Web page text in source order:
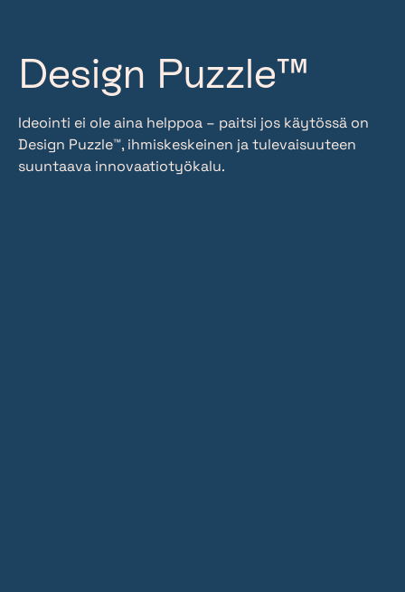
Design Puzzle™
Ideointi ei ole aina helppoa – paitsi jos käytössä on
Design Puzzle™, ihmiskeskeinen ja tulevaisuuteen
suuntaava innovaatiotyökalu.